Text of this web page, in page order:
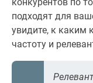
подходят для
увидите, к каким
частоту и